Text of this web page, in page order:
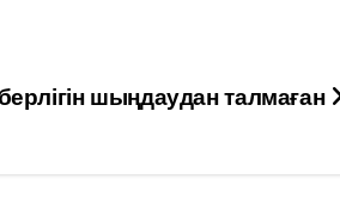
шыңдаудан талмаған